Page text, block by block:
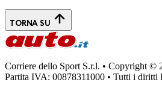
TORNA SU
Corriere dello Sport S.r.l. • Copyright ©
Partita IVA: 00878311000 • Tutti i diritti